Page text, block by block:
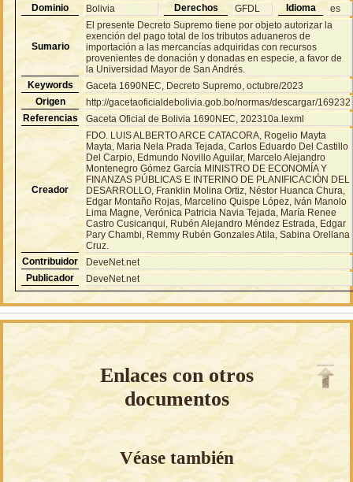
Dominio
Bolivia Derechos GFDL Idioma es
Sumario
El presente Decreto Supremo tiene por objeto autorizar la
exención del pago total de los tributos aduaneros de
importación a las mercancías adquiridas con recursos
provenientes de donación y donadas en especie, a favor de
la Universidad Mayor de San Andrés.
Keywords
Gaceta 1690NEC, Decreto Supremo, octubre/2023
Origen
http://gacetaoficialdebolivia.gob.bo/normas/descargar/169232
Referencias
Gaceta Oficial de Bolivia 1690NEC, 202310a.lexml
Creador
FDO. LUIS ALBERTO ARCE CATACORA, Rogelio Mayta
Mayta, Maria Nela Prada Tejada, Carlos Eduardo Del Castillo
Del Carpio, Edmundo Novillo Aguilar, Marcelo Alejandro
Montenegro Gómez García MINISTRO DE ECONOMÍA Y
FINANZAS PÚBLICAS E INTERINO DE PLANIFICACIÓN DEL
DESARROLLO, Franklin Molina Ortiz, Néstor Huanca Chura,
Edgar Montaño Rojas, Marcelino Quispe López, Iván Manolo
Lima Magne, Verónica Patricia Navia Tejada, María Renee
Castro Cusicanqui, Rubén Alejandro Méndez Estrada, Edgar
Pary Chambi, Remmy Rubén Gonzales Atila, Sabina Orellana
Cruz.
Contribuidor
DeveNet.net
Publicador
DeveNet.net
Enlaces con otros
documentos
Véase también